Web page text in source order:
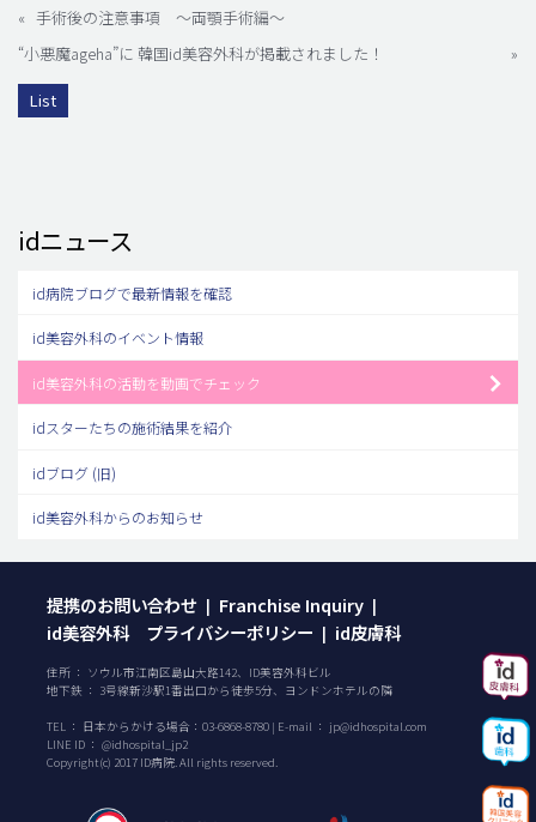
« 手術後の注意事項 ～両顎手術編～
“小悪魔ageha”に 韓国id美容外科が掲載されました！
»
List
idニュース
id病院ブログで最新情報を確認
id美容外科のイベント情報
id美容外科の活動を動画でチェック
idスターたちの施術結果を紹介
idブログ (旧)
id美容外科からのお知らせ
提携のお問い合わせ | Franchise Inquiry |
id美容外科 プライバシーポリシー | id皮膚科
住所 ： ソウル市江南区島山大路142、ID美容外科ビル
地下鉄 ： 3号線新沙駅1番出口から徒歩5分、ヨンドンホテルの隣
TEL ： 日本からかける場合： 03-6868-8780 | E-mail ： jp@idhospital.com
LINE ID ： @idhospital_jp2
Copyright(c) 2017 ID病院. All rights reserved.